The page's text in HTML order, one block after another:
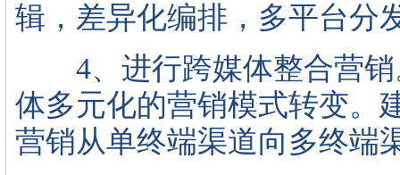
辑，差异化编排，多平台分
4、进行跨媒体整合营销
体多元化的营销模式转变。
营销从单终端渠道向多终端